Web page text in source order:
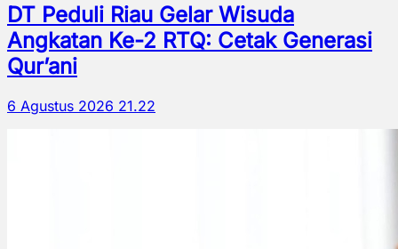
DT Peduli Riau Gelar Wisuda
Angkatan Ke-2 RTQ: Cetak Generasi
Qur’ani
6 Agustus 2026 21.22